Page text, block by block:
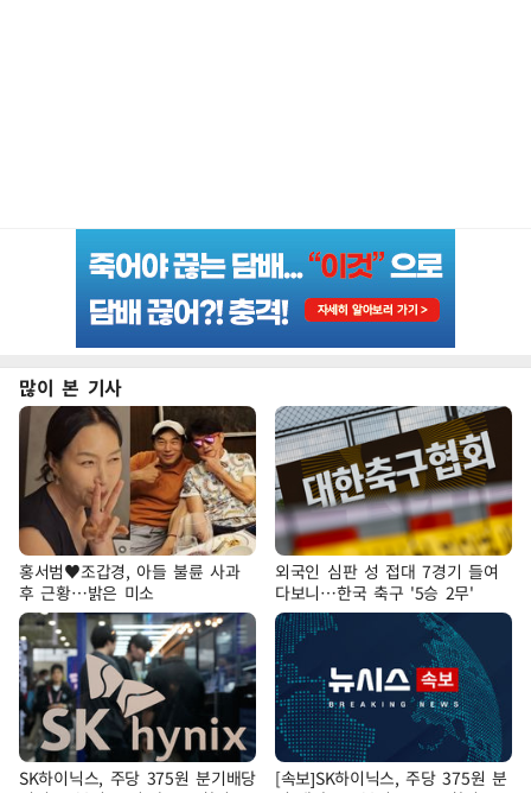
많이 본 기사
홍서범♥조갑경, 아들 불륜 사과
후 근황…밝은 미소
외국인 심판 성 접대 7경기 들여
다보니…한국 축구 '5승 2무'
SK하이닉스, 주당 375원 분기배당
[속보]SK하이닉스, 주당 375원 분